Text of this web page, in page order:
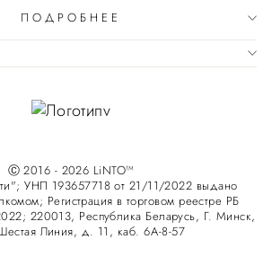
ПОДРОБНЕЕ
Ⓒ 2016 - 2026 LiNTO™
УНП 193657718 от 21/11/2022 выдано
Регистрация в торговом реестре РБ
220013, Республика Беларусь, Г. Минск,
Линия, д. 11, каб. 6А-8-57